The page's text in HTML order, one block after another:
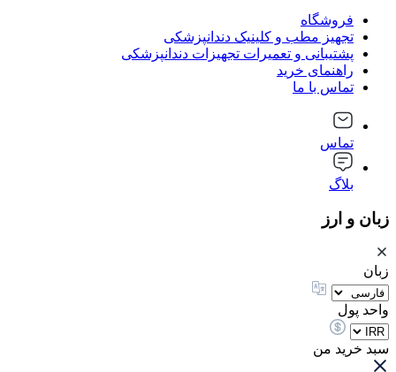
فروشگاه
تجهیز مطب و کلینیک دندانپزشکی
پشتیبانی و تعمیرات تجهیزات دندانپزشکی
راهنمای خرید
تماس با ما
تماس
بلاگ
زبان و ارز
زبان
واحد پول
سبد خرید من